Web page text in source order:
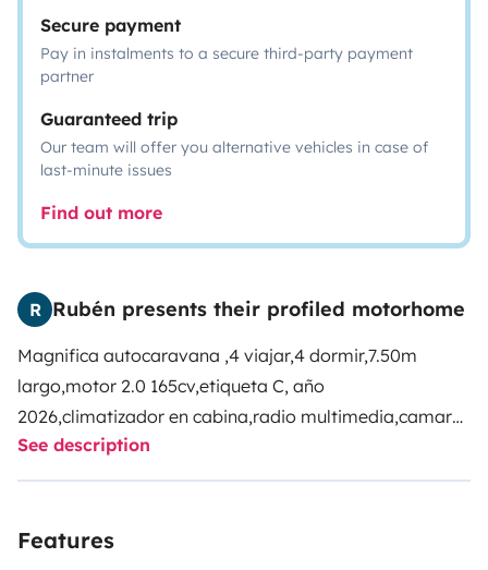
Secure payment
Pay in instalments to a secure third-party payment
partner
Guaranteed trip
Our team will offer you alternative vehicles in case of
last-minute issues
Find out more
R Rubén presents their profiled motorhome
Magnifica autocaravana ,4 viajar,4 dormir,7.50m
largo,motor 2.0 165cv,etiqueta C, año
2026,climatizador en cabina,radio multimedia,camara
maracha atras, Smart TV . Baño con ducha
independiente ,cama electrica 135x200,camas gemelas
agua caliente garaje XXL,luz exterior, placa solar
See description
Features